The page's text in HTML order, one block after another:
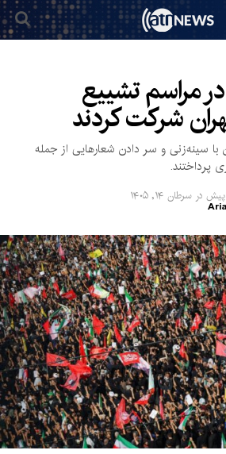
در مراسم تشییع
شرکت کردند
با سینه‌زنی و سر دادن شعارهایی از جمله
پرداختند.
در سرطان ۱۴, ۱۴۰۵